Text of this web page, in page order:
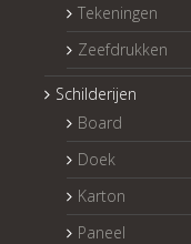
Tekeningen
Zeefdrukken
Schilderijen
Board
Doek
Karton
Paneel